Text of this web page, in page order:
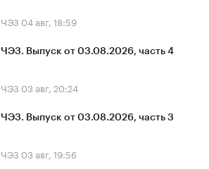
ЧЭЗ 04 авг, 18:59
ЧЭЗ. Выпуск от 03.08.2026, часть 4
ЧЭЗ 03 авг, 20:24
ЧЭЗ. Выпуск от 03.08.2026, часть 3
ЧЭЗ 03 авг, 19:56